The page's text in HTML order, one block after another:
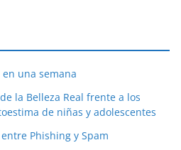
una semana
la Belleza Real frente a los
de niñas y adolescentes
Phishing y Spam